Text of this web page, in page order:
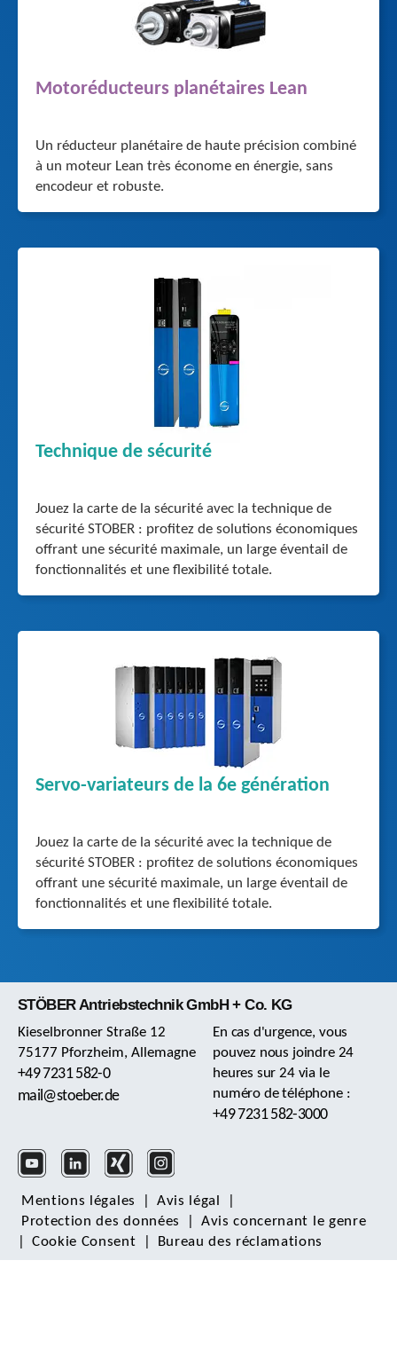
Motoréducteurs planétaires Lean
Un réducteur planétaire de haute précision combiné
à un moteur Lean très économe en énergie, sans
encodeur et robuste.
Technique de sécurité
Jouez la carte de la sécurité avec la technique de
sécurité STOBER : profitez de solutions économiques
offrant une sécurité maximale, un large éventail de
fonctionnalités et une flexibilité totale.
Servo-variateurs de la 6e génération
Jouez la carte de la sécurité avec la technique de
sécurité STOBER : profitez de solutions économiques
offrant une sécurité maximale, un large éventail de
fonctionnalités et une flexibilité totale.
STÖBER Antriebstechnik GmbH + Co. KG
Kieselbronner Straße 12
75177 Pforzheim, Allemagne
+49 7231 582-0
mail@stoeber.de
En cas d'urgence, vous
pouvez nous joindre 24
heures sur 24 via le
numéro de téléphone :
+49 7231 582-3000
Mentions légales Avis légal
Protection des données
Avis concernant le genre
Cookie Consent Bureau des réclamations